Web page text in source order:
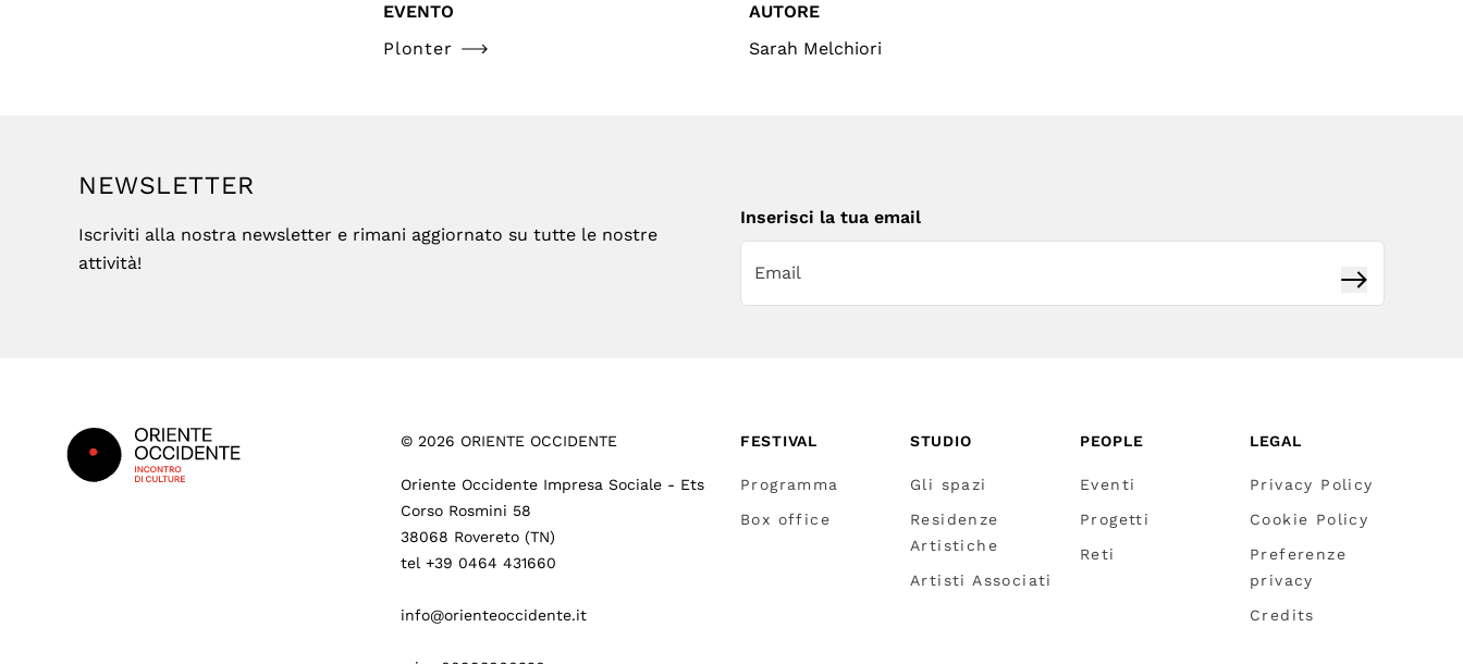
EVENTO
Plonter
AUTORE
Sarah Melchiori
NEWSLETTER
Iscriviti alla nostra newsletter e rimani aggiornato su tutte le nostre
attività!
Inserisci la tua email
Iscriviti
© 2026 ORIENTE OCCIDENTE
Oriente Occidente Impresa Sociale - Ets
Corso Rosmini 58
38068 Rovereto (TN)
tel +39 0464 431660
info@orienteoccidente.it
FESTIVAL
Programma
Box office
STUDIO
Gli spazi
Residenze
Artistiche
Artisti Associati
PEOPLE
Eventi
Progetti
Reti
LEGAL
Privacy Policy
Cookie Policy
Preferenze
privacy
Credits